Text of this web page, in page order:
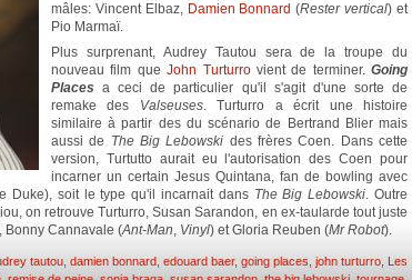
mâles: Vincent Elbaz, Damien Bonnard (Rester vertical) et
Pio Marmaï.
Plus surprenant, Audrey Tautou sera de la troupe du
nouveau film queJohn Turturrovient de terminer. Going
Places a ceci de particulier qu'il s'agit d'une sorte de
remake des Valseuses. Turturro a écrit une histoire
similaire à partir des du scénario de Bertrand Blier mais
aussi de The Big Lebowski des frères Coen. Dans cette
version, Turtutto aurait eu l'autorisation des Coen pour
incarner un certain Jesus Quintana, fan de bowling avec
Duke), soit le type qu'il incarnait dans The Big Lebowski. Outre
on retrouve Turturro, Susan Sarandon, en ex-taularde tout juste
Bonny Cannavale (Ant-Man, Vinyl) et Gloria Reuben (Mr Robot).
tautou damien bonnard edouard baer, going places john turturro Les